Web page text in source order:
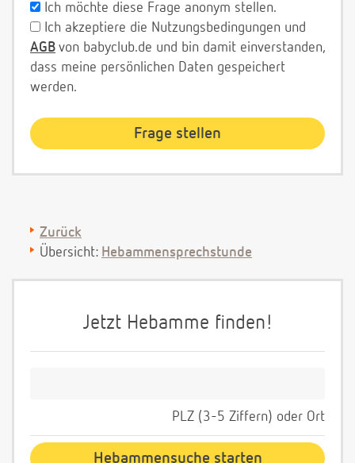
Ich möchte diese Frage anonym stellen.
Ich akzeptiere die Nutzungsbedingungen und
AGB von babyclub.de und bin damit einverstanden,
dass meine persönlichen Daten gespeichert
werden.
Zurück
Übersicht: Hebammensprechstunde
Jetzt Hebamme finden!
PLZ (3-5 Ziffern) oder Ort